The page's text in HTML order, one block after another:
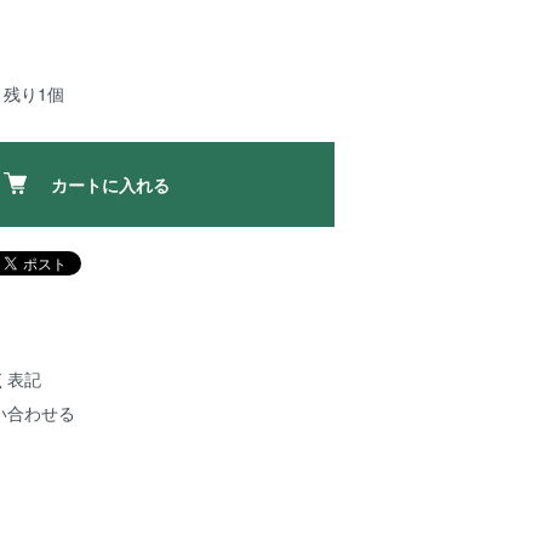
り1個
カートに入れる
表記
合わせる